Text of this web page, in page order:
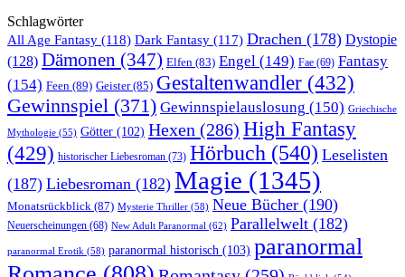
Schlagwörter
All Age Fantasy (118) Dark Fantasy (117) Drachen (178) Dystopie
(128) Dämonen (347) Elfen (83) Engel (149) Fae (69) Fantasy
(154) Feen (89) Geister(85) Gestaltenwandler (432)
Gewinnspiel (371) Gewinnspielauslosung (150) Griechische
Mythologie (55) Götter (102) Hexen (286) High Fantasy
(429) historischer Liebesroman (73) Hörbuch (540) Leselisten
(187) Liebesroman (182) Magie (1345)
Monatsrückblick (87) Mysterie Thriller (58) Neue Bücher (190)
Neuerscheinungen (68) New Adult Paranormal (62) Parallelwelt (182)
paranormal Erotik (58) paranormal historisch (103) paranormal